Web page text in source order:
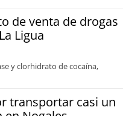
de venta de drogas
Ligua
y clorhidrato de cocaína,
transportar casi un